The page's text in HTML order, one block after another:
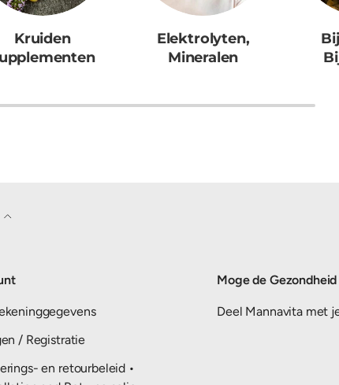
Kruiden
Elektrolyten,
Mineralen
/ Registratie
en retourbeleid •
Moge de
Deel Mannavita met